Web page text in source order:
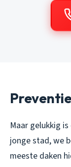
Maar gelukkig
jonge stad, we
meeste daken